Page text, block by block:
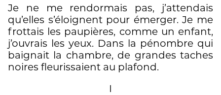
Je ne me rendormais pas, j’attendais
qu’elles s’éloignent pour émerger. Je me
frottais les paupières, comme un enfant,
j’ouvrais les yeux. Dans la pénombre qui
baignait la chambre, de grandes taches
noires fleurissaient au plafond.
I